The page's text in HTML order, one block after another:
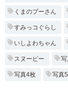
くまのプーさん
すみっコぐらし
いしよわちゃん
スヌーピー 写
写真4枚 写真